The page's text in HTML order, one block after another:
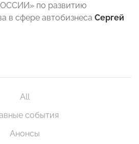
по развитию
в сфере автобизнеса Сергей
All
события
Анонсы